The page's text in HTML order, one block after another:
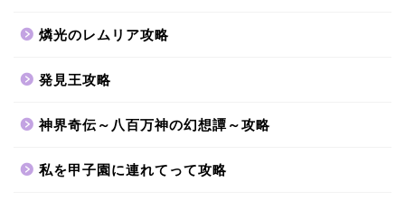
燐光のレムリア攻略
発見王攻略
神界奇伝～八百万神の幻想譚～攻略
私を甲子園に連れてって攻略